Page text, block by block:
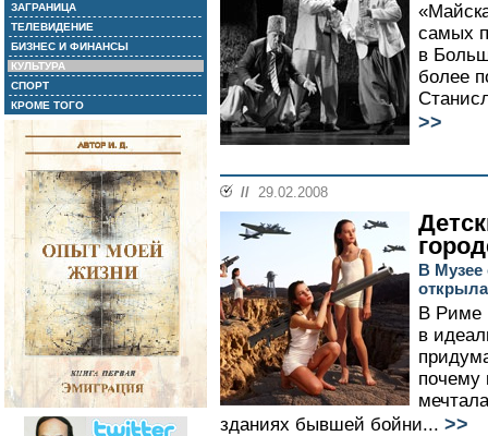
ЗАГРАНИЦА
ТЕЛЕВИДЕНИЕ
БИЗНЕС И ФИНАНСЫ
КУЛЬТУРА
СПОРТ
КРОМЕ ТОГО
самых
в
более
>>
// 29.02.2008
В Музее
В Риме
в
почему
зданиях бывшей бойни... >>